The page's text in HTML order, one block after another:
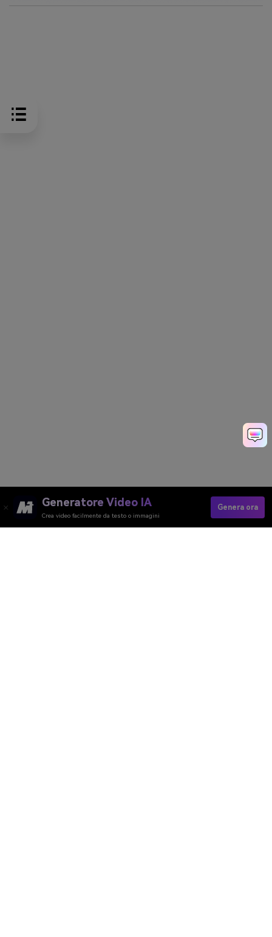
Generatore Video IA
Crea video facilmente da testo o immagini
Genera ora